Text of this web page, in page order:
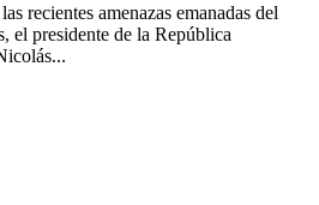
recientes amenazas emanadas del
el presidente de la República